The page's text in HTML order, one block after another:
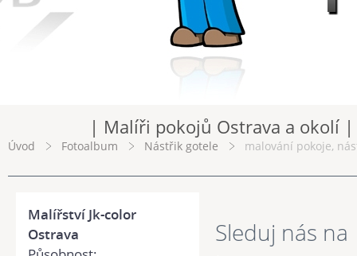
| Malíři pokojů Ostrava a okolí |
Úvod Fotoalbum Nástřik gotele malování pokoje,
Malířství Jk-color
Ostrava
Sleduj nás na